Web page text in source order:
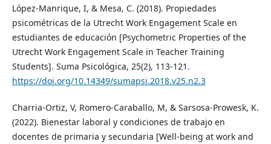
López-Manrique, I, & Mesa, C. (2018). Propiedades
psicométricas de la Utrecht Work Engagement Scale en
estudiantes de educación [Psychometric Properties of the
Utrecht Work Engagement Scale in Teacher Training
Students]. Suma Psicológica, 25(2), 113-121.
https://doi.org/10.14349/sumapsi.2018.v25.n2.3
Charria-Ortiz, V, Romero-Caraballo, M, & Sarsosa-Prowesk, K.
(2022). Bienestar laboral y condiciones de trabajo en
docentes de primaria y secundaria [Well-being at work and